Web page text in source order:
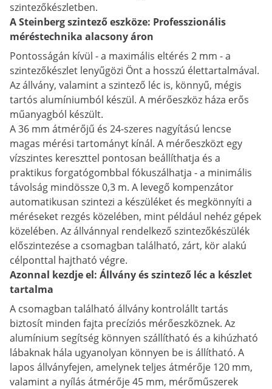
szintezőkészletben.
A Steinberg szintező eszköze: Professzionális
méréstechnika alacsony áron
Pontosságán kívül - a maximális eltérés 2 mm - a
szintezőkészlet lenyűgözi Önt a hosszú élettartalmával.
Az állvány, valamint a szintező léc is, könnyű, mégis
tartós alumíniumból készül. A mérőeszköz háza erős
műanyagból készült.
A 36 mm átmérőjű és 24-szeres nagyítású lencse
magas mérési tartományt kínál. A mérőeszközt egy
vízszintes kereszttel pontosan beállíthatja és a
praktikus forgatógombbal fókuszálhatja - a minimális
távolság mindössze 0,3 m. A levegő kompenzátor
automatikusan szintezi a készüléket és megkönnyíti a
méréseket rezgés közelében, mint például nehéz gépek
közelében. Az állvánnyal rendelkező szintezőkészülék
előszintezése a csomagban található, zárt, kör alakú
célponttal hajtható végre.
Azonnal kezdje el: Állvány és szintező léc a készlet
tartalma
A csomagban található állvány kontrolállt tartás
biztosít minden fajta precíziós mérőeszköznek. Az
alumínium segítség könnyen szállítható és a kihúzható
lábaknak hála ugyanolyan könnyen be is állítható. A
lapos állványfejen, amelynek teljes átmérője 120 mm,
valamint a nyílás átmérője 45 mm, mérőműszerek